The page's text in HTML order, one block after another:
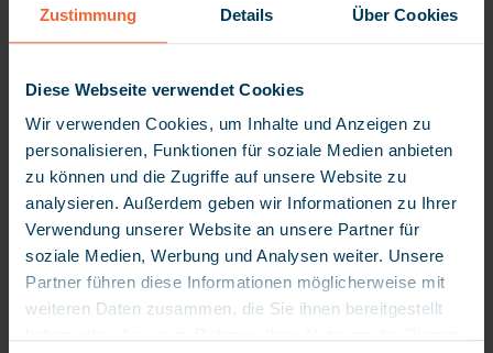
Zustimmung Details Über Cookies
Diese Webseite verwendet Cookies
Wir verwenden Cookies, um Inhalte und Anzeigen zu
personalisieren, Funktionen für soziale Medien anbieten
zu können und die Zugriffe auf unsere Website zu
analysieren. Außerdem geben wir Informationen zu Ihrer
Verwendung unserer Website an unsere Partner für
soziale Medien, Werbung und Analysen weiter. Unsere
Partner führen diese Informationen möglicherweise mit
weiteren Daten zusammen, die Sie ihnen bereitgestellt
Du kan när som helst avsluta prenumerationen på dessa
meddelanden. Mer information om hur du avslutar
engegemang för att skydda och respektera din integritet
Genom att klicka nedan ger du ditt godkännande till att
myneva lagrar och behandlar personuppgifterna ovan i syfte
att kunna tillhandahålla det begärda innehållet.